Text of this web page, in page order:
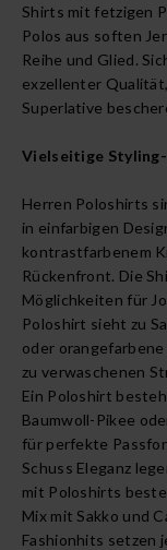
Shirts mit fetzigen
Polos aus soften
Reihe und Glied.
exzellenter
Superlative
Vielseitige
Herren Poloshirts
in einfarbigen
kontrastfarbenem
Rückenfront. Die
Möglichkeiten für
Poloshirt sieht zu
oder
zu verwaschenen
Ein Poloshirt
Baumwoll-Pikee
für perfekte
Schuss Eleganz
mit Poloshirts
Mix mitSakko und
Fashionhits setzen